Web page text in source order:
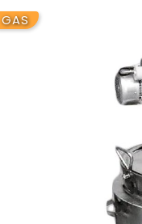
GAS